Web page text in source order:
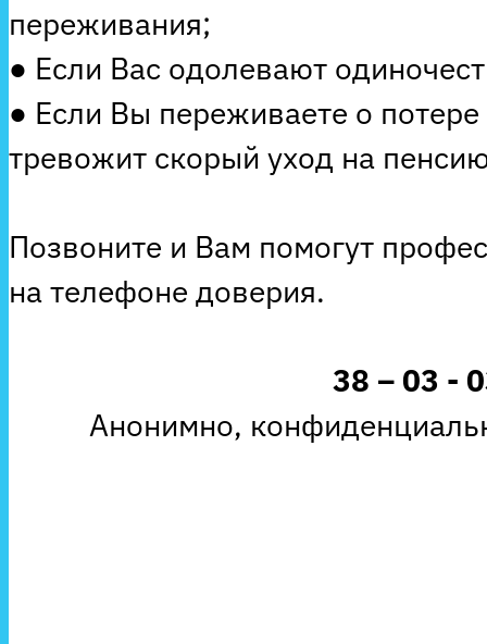
переживания;
● Если Вас одолевают
● Если Вы переживаете о
тревожит скорый уход на
Позвоните и Вам помогут
на телефоне доверия.
38 – 03 -
Анонимно,